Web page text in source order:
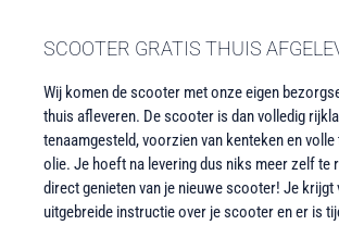
SCOOTER GRATIS THUIS
Wij komen de scooter met onze eigen
thuis afleveren. De scooter is dan volledig
tenaamgesteld, voorzien van kenteken en volle
olie. Je hoeft na levering dus niks meer zelf te
direct genieten van je nieuwe scooter! Je krijgt
uitgebreide instructie over je scooter en er is